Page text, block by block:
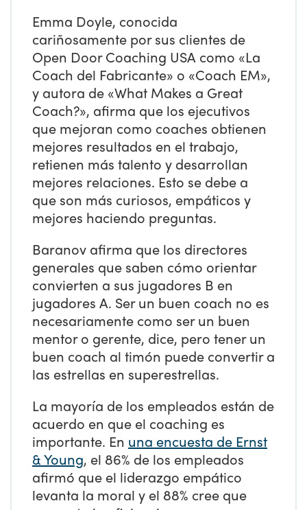
Emma Doyle, conocida
cariñosamente por sus clientes de
Open Door Coaching USA como «La
Coach del Fabricante» o «Coach EM»,
y autora de «What Makes a Great
Coach?», afirma que los ejecutivos
que mejoran como coaches obtienen
mejores resultados en el trabajo,
retienen más talento y desarrollan
mejores relaciones. Esto se debe a
que son más curiosos, empáticos y
mejores haciendo preguntas.
Baranov afirma que los directores
generales que saben cómo orientar
convierten a sus jugadores B en
jugadores A. Ser un buen coach no es
necesariamente como ser un buen
mentor o gerente, dice, pero tener un
buen coach al timón puede convertir a
las estrellas en superestrellas.
La mayoría de los empleados están de
acuerdo en que el coaching es
importante. En una encuesta de Ernst
& Young, el 86% de los empleados
afirmó que el liderazgo empático
levanta la moral y el 88% cree que